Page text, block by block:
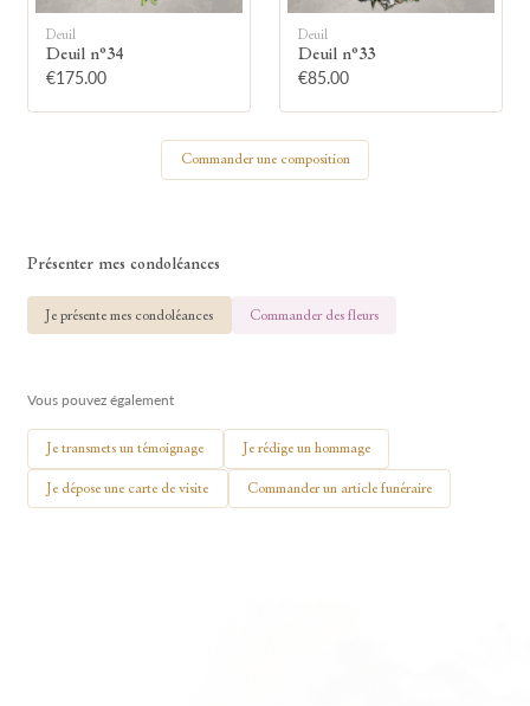
Votre prénom
Deuil
Deuil n°34
€175.00
Deuil
Deuil n°33
€85.00
Commander une composition
Présenter mes condoléances
Je présente mes condoléances Commander des fleurs
Vous pouvez également
Je transmets un témoignage Je rédige un hommage
Je dépose une carte de visite Commander un article funéraire